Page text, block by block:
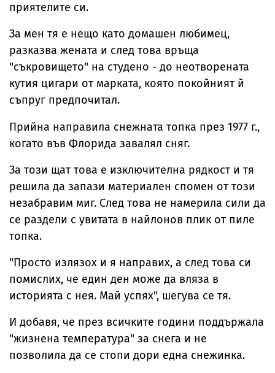
приятелите си.
За мен тя е нещо като домашен любимец,
разказва жената и след това връща
"съкровището" на студено - до неотворената
кутия цигари от марката, която покойният й
съпруг предпочитал.
Прийна направила снежната топка през 1977 г.,
когато във Флорида завалял сняг.
За този щат това е изключителна рядкост и тя
решила да запази материален спомен от този
незабравим миг. След това не намерила сили да
се раздели с увитата в найлонов плик от пиле
топка.
"Просто излязох и я направих, а след това си
помислих, че един ден може да вляза в
историята с нея. Май успях", шегува се тя.
И добавя, че през всичките години поддържала
"жизнена температура" за снега и не
позволила да се стопи дори една снежинка.